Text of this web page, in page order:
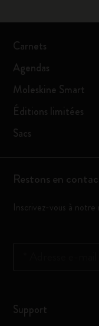
Carnets
Agendas
Moleskine Smart
Éditions limitées
Sacs
Restons en
Inscrivez-vous à
Support